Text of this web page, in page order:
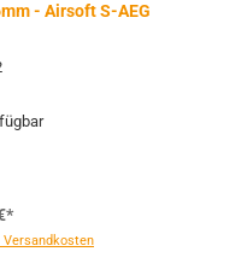
- Airsoft S-AEG